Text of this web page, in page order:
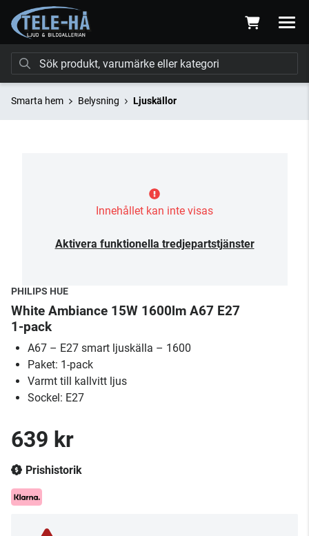
Smarta hem Belysning Ljuskällor
Innehållet kan inte visas
Aktivera funktionella tredjepartstjänster
PHILIPS HUE
White Ambiance 15W 1600lm A67 E27
1-pack
A67 – E27 smart ljuskälla – 1600
Paket: 1-pack
Varmt till kallvitt ljus
Sockel: E27
639 kr
Prishistorik